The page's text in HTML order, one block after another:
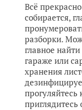
Всё
собирается,
разборки.
главное
гараже или
хранения
приглядитесь